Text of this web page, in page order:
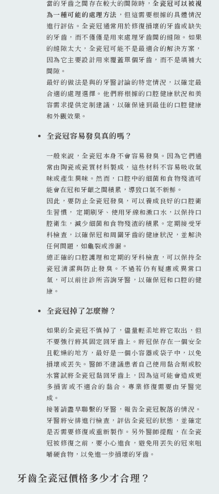
當的牙齒之間存在較大的間隙時，全瓷冠可以被視
為一種可能的處理方法 ，但這需要根據的具體情況
進行評估。全瓷冠通常用於修復損壞的牙齒或缺失
的牙齒，而不僅僅是用來處理牙齒間的縫隙。如果
的縫隙太大，全瓷冠可能不是最適合的解決方案，
因為它主要設計用來覆蓋單個牙齒，而不是填補大
間隙。
最好的做法是與的牙醫討論的特定情況，以確定最
合適的處理選擇。他們將根據的口腔健康狀況和美
容需求提供定制建議，以確保達到最佳的口腔健康
和外觀效果。
全瓷冠容易發臭真的嗎？
一般來說，全瓷冠本身不會容易發臭。因為它們通
常由陶瓷或瓷質材料製成，這些材料不容易吸收氣
味或產生異味。然而，口腔中的細菌和食物殘渣可
能會在冠和牙齦之間積累，導致口氣不新鮮。
因此，要防止全瓷冠發臭，可以養成良好的口腔衛
生習慣， 定期刷牙、使用牙線和漱口水，以保持口
腔衛生，減少細菌和食物殘渣的積累。定期接受牙
科檢查，以確保冠和周圍牙齒的健康狀況，並解決
任何問題，如龜裂或滲漏。
總正確的口腔護理和定期的牙科檢查，可以保持全
瓷冠清潔與防止發臭。不過若仍有疑慮或異常口
氣，可以前往診所咨詢牙醫，以確保冠和口腔的健
康。
全瓷冠掉了怎麼辦？
如果的全瓷冠不慎掉了，儘量輕柔地將它取出，但
不要強行將其固定回牙齒上。將冠保存在一個安全
且乾燥的地方，最好是一個小容器或袋子中，以免
損壞或丟失。醫師不建議患者自己使用黏合劑或胶
水嘗試將全瓷冠黏回牙齒上，因為這可能會造成更
多損害或不適合的黏合。專業修復需要由牙醫完
成。
接著請盡早聯繫的牙醫，報告全瓷冠脫落的情況。
牙醫將安排進行檢查，評估全瓷冠的狀態，並確定
是否需要修復或重新製作。另外醫師提醒，在全瓷
冠被修復之前，要小心進食，避免用丟失的冠來咀
嚼硬食物，以免進一步損壞的牙齒。
牙齒全瓷冠價格多少才合理？